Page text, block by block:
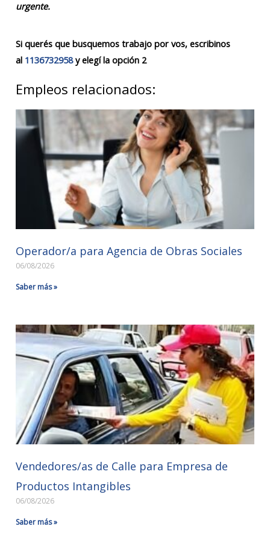
urgente.
Si querés que busquemos trabajo por vos, escribinos
al 1136732958y elegí la opción 2
Empleos relacionados:
Operador/a para Agencia de Obras Sociales
06/08/2026
Saber más »
Vendedores/as de Calle para Empresa de
Productos Intangibles
06/08/2026
Saber más »